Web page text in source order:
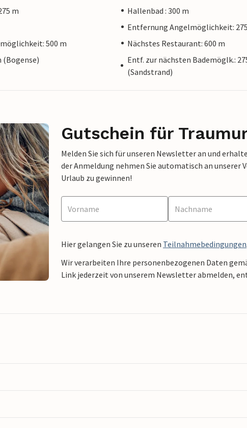
m
Hallenbad : 300 m
Entfernung Angelmöglichkeit:
500 m
Nächstes Restaurant: 600 m
(Bogense)
Entf. zur nächsten Bademöglk.:
(Sandstrand)
Gutschein für
Melden Sie sich für unseren Newsletter an und
der Anmeldung nehmen Sie automatisch an unserer
Urlaub zu gewinnen!
Hier gelangen Sie zu unseren Teilnahmebedingungen.
Wir verarbeiten Ihre personenbezogenen Daten
Link jederzeit von unserem Newsletter abmelden,